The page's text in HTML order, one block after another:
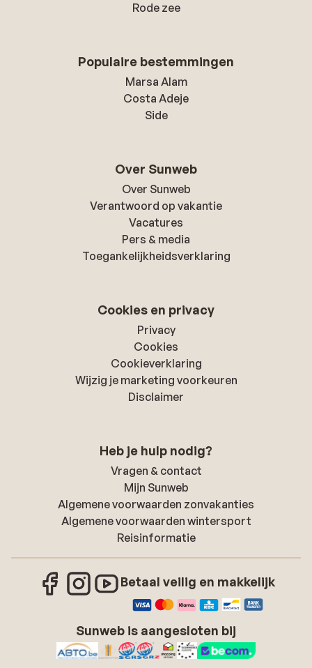
Rode zee
Populaire bestemmingen
Marsa Alam
Costa Adeje
Side
Over Sunweb
Over Sunweb
Verantwoord op vakantie
Vacatures
Pers & media
Toegankelijkheidsverklaring
Cookies en privacy
Privacy
Cookies
Cookieverklaring
Wijzig je marketing voorkeuren
Disclaimer
Heb je hulp nodig?
Vragen & contact
Mijn Sunweb
Algemene voorwaarden zonvakanties
Algemene voorwaarden wintersport
Reisinformatie
Betaal veilig en makkelijk
Sunweb is aangesloten bij